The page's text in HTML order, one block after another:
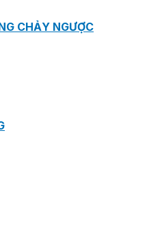
CHẢY NGƯỢC